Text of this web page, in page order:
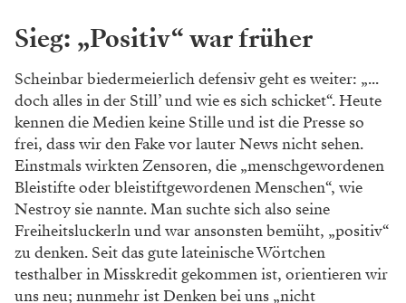
Sieg: „Positiv“ war früher
Scheinbar biedermeierlich defensiv geht es weiter: „...
doch alles in der Still’ und wie es sich schicket“. Heute
kennen die Medien keine Stille und ist die Presse so
frei, dass wir den Fake vor lauter News nicht sehen.
Einstmals wirkten Zensoren, die „menschgewordenen
Bleistifte oder bleistiftgewordenen Menschen“, wie
Nestroy sie nannte. Man suchte sich also seine
Freiheitsluckerln und war ansonsten bemüht, „positiv“
zu denken. Seit das gute lateinische Wörtchen
testhalber in Misskredit gekommen ist, orientieren wir
uns neu; nunmehr ist Denken bei uns „nicht